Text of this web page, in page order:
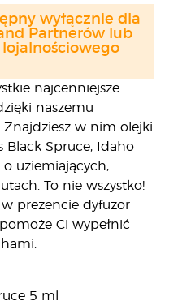
najcenniejsze
naszemu
w nim olejki
Black Spruce, Idaho
o uziemiających,
To nie wszystko!
w prezencie dyfuzor
Ci wypełnić
5 ml
wyłącznie dla
Partnerów lub